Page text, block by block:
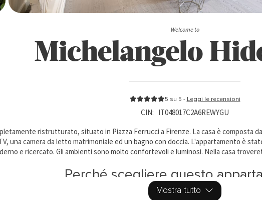
Welcome to
Michelangelo
5 su 5 - Leggi le recensioni
CIN: IT048017C2A6REWYGU
ristrutturato, situato in Piazza Ferrucci a Firenze. La casa è composta
una camera da letto matrimoniale ed un bagno con doccia. L'appartamento è
e ricercato. Gli ambienti sono molto confortevoli e luminosi. Nella casa
Perché scegliere questo
Mostra tutto